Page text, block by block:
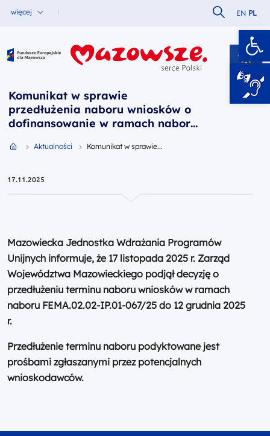
więcej Szukaj w
EN PL
Fundusze Europejskie dla Mazowsza
Komunikat w sprawie
przedłużenia naboru wniosków o
dofinansowanie w ramach naboru
17 listopada 2025 r.)
Przejdź do strony głównej portalu
Aktualności Komunikat w sprawie...
17.11.2025
Mazowiecka Jednostka Wdrażania Programów
Unijnych informuje, że 17 listopada 2025 r. Zarząd
Województwa Mazowieckiego podjął decyzję o
przedłużeniu terminu naboru wniosków w ramach
naboru FEMA.02.02-IP.01-067/25 do 12 grudnia 2025
r.
Przedłużenie terminu naboru podyktowane jest
prośbami zgłaszanymi przez potencjalnych
wnioskodawców.